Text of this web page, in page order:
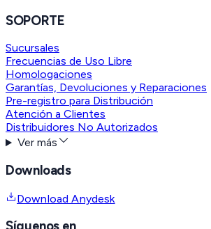
SOPORTE
Sucursales
Frecuencias de Uso Libre
Homologaciones
Garantías, Devoluciones y Reparaciones
Pre-registro para Distribución
Atención a Clientes
Distribuidores No Autorizados
Ver más
Downloads
Download Anydesk